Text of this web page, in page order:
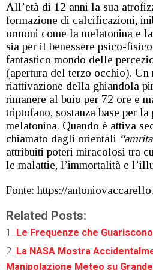
All’età di 12 anni la sua
formazione di calcificazioni,
ormoni come la melatonina e
sia per il benessere psico-
fantastico mondo delle
(apertura del terzo occhio).
riattivazione della ghiandola
rimanere al buio per 72 ore e
triptofano, sostanza base per
melatonina. Quando è attiva
chiamato dagli orientali
attribuiti poteri miracolosi tra
le malattie, l’immortalità e
Fonte: https://
Related Posts:
Le Frequenze che Guariscono
La NASA Mostra
Manipolazione Meteo su